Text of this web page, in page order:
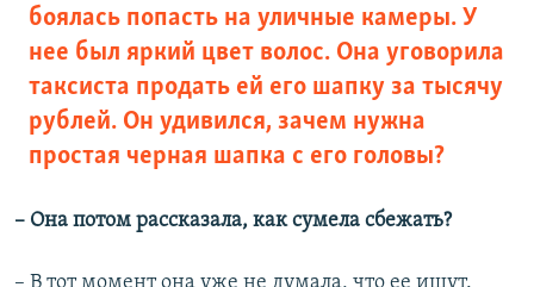
боялась попасть на уличные камеры. У
нее был яркий цвет волос. Она уговорила
таксиста продать ей его шапку за тысячу
рублей. Он удивился, зачем нужна
простая черная шапка с его головы?
– Она потом рассказала, как сумела сбежать?